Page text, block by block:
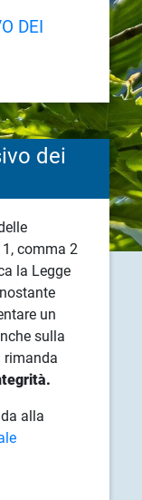
DEI
dei
comma 2
la Legge
un
sulla
rimanda
alla